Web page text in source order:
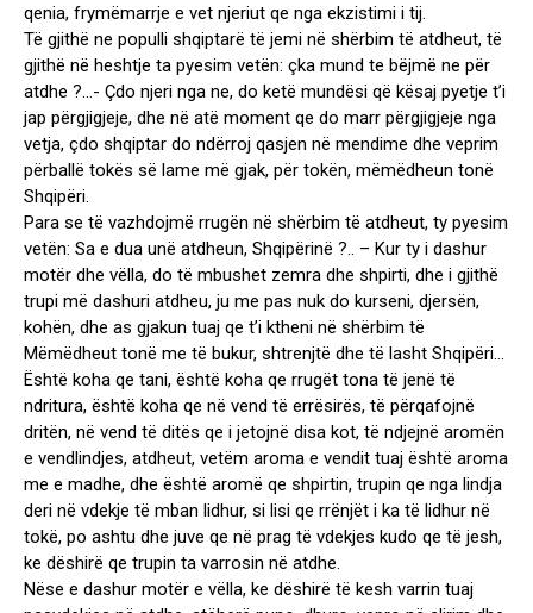
qenia, frymëmarrje e vet njeriut qe nga ekzistimi i tij.
Të gjithë ne populli shqiptarë të jemi në shërbim të atdheut, të
gjithë në heshtje ta pyesim vetën: çka mund te bëjmë ne për
atdhe ?…- Çdo njeri nga ne, do ketë mundësi që kësaj pyetje t’i
jap përgjigjeje, dhe në atë moment qe do marr përgjigjeje nga
vetja, çdo shqiptar do ndërroj qasjen në mendime dhe veprim
përballë tokës së lame më gjak, për tokën, mëmëdheun tonë
Shqipëri.
Para se të vazhdojmë rrugën në shërbim të atdheut, ty pyesim
vetën: Sa e dua unë atdheun, Shqipërinë ?.. – Kur ty i dashur
motër dhe vëlla, do të mbushet zemra dhe shpirti, dhe i gjithë
trupi më dashuri atdheu, ju me pas nuk do kurseni, djersën,
kohën, dhe as gjakun tuaj qe t’i ktheni në shërbim të
Mëmëdheut tonë me të bukur, shtrenjtë dhe të lasht Shqipëri…
Është koha qe tani, është koha qe rrugët tona të jenë të
ndritura, është koha qe në vend të errësirës, të përqafojnë
dritën, në vend të ditës qe i jetojnë disa kot, të ndjejnë aromën
e vendlindjes, atdheut, vetëm aroma e vendit tuaj është aroma
me e madhe, dhe është aromë qe shpirtin, trupin qe nga lindja
deri në vdekje të mban lidhur, si lisi qe rrënjët i ka të lidhur në
tokë, po ashtu dhe juve qe në prag të vdekjes kudo qe të jesh,
ke dëshirë qe trupin ta varrosin në atdhe.
Nëse e dashur motër e vëlla, ke dëshirë të kesh varrin tuaj